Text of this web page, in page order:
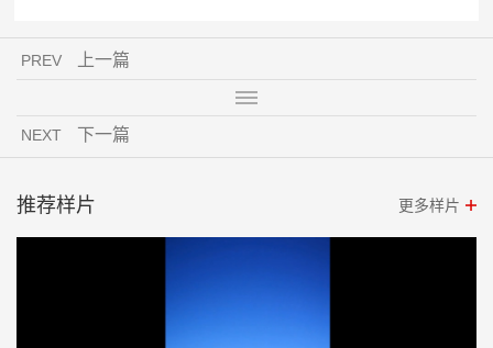
PREV 上一篇
NEXT 下一篇
推荐样片 更多样片